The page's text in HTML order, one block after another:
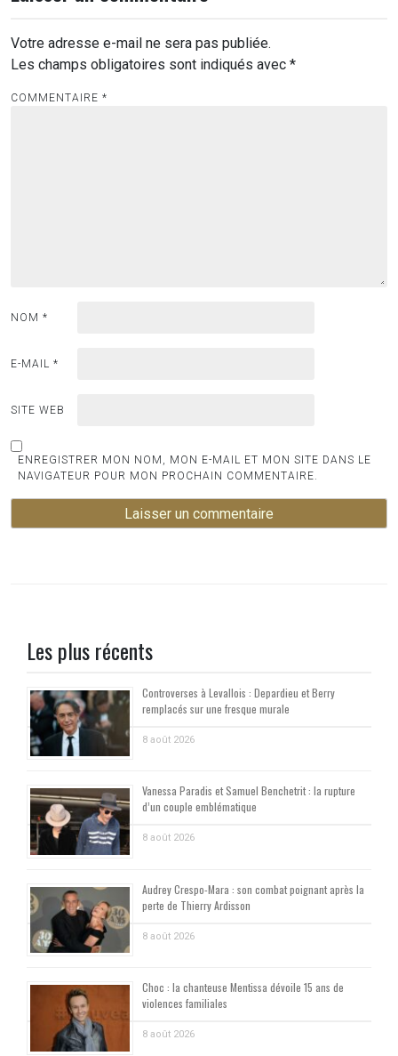
Votre adresse e-mail ne sera pas publiée.
Les champs obligatoires sont indiqués avec *
COMMENTAIRE *
NOM *
E-MAIL *
SITE WEB
ENREGISTRER MON NOM, MON E-MAIL ET MON SITE DANS LE
NAVIGATEUR POUR MON PROCHAIN COMMENTAIRE.
Les plus récents
Controverses à Levallois : Depardieu et Berry
remplacés sur une fresque murale
8 août 2026
Vanessa Paradis et Samuel Benchetrit : la rupture
d’un couple emblématique
8 août 2026
Audrey Crespo-Mara : son combat poignant après la
perte de Thierry Ardisson
8 août 2026
Choc : la chanteuse Mentissa dévoile 15 ans de
violences familiales
8 août 2026